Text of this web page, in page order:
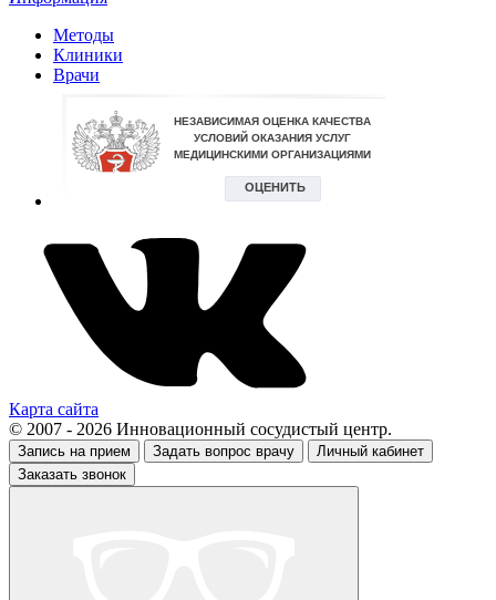
Методы
Клиники
Врачи
Карта сайта
© 2007 - 2026 Инновационный сосудистый центр.
Запись на прием Задать вопрос врачу
Личный кабинет
Заказать звонок